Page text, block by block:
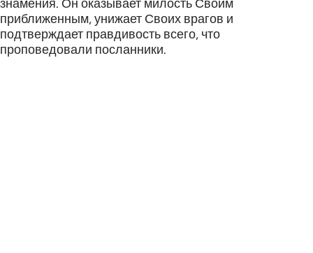
знамения. Он оказывает милость Своим
приближенным, унижает Своих врагов и
подтверждает правдивость всего, что
проповедовали посланники.